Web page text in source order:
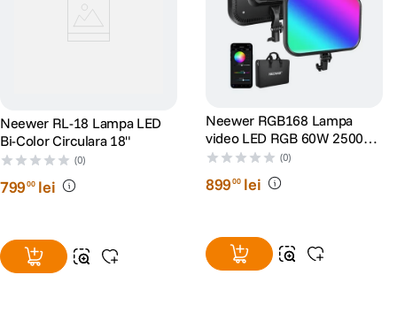
Neewer RL-18 Lampa LED
Bi-Color Circulara 18"
(0)
79900 lei
Neewer RGB168 Lampa
video LED RGB 60W 2500K-
8500K
(0)
89900 lei